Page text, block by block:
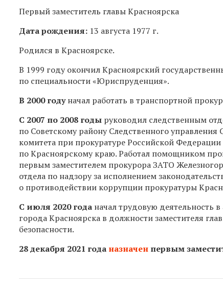
Первый заместитель главы Красноярска
Дата рождения: 13 августа 1977 г.
Родился в Красноярске.
В 1999 году окончил Красноярский
по специальности «Юриспруденция».
В 2000 годуначал работать в транспортной
С 2007 по 2008 годы руководил следственным
по Советскому району Следственного управления
комитета при прокуратуре Российской Федерации
по Красноярскому краю. Работал помощником
первым заместителем прокурора ЗАТО
отдела по надзору за исполнением
о противодействии коррупции прокуратуры
С июля 2020 года начал трудовую деятельность
города Красноярска в должности заместителя
безопасности.
28 декабря 2021 года назначен первым